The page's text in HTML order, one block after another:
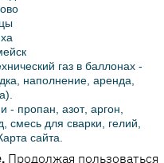
газ в баллонах -
наполнение, аренда,
- пропан, азот, аргон,
, смесь для сварки, гелий,
сайта.
Продолжая пользоваться